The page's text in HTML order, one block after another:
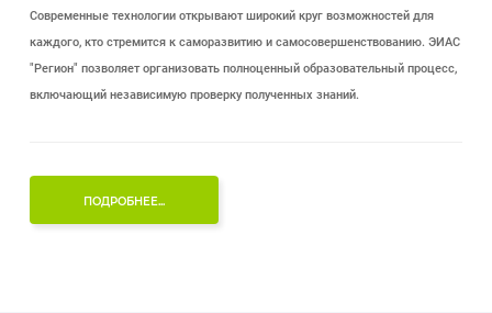
Современные технологии открывают широкий круг возможностей для
каждого, кто стремится к саморазвитию и самосовершенствованию. ЭИАС
"Регион" позволяет организовать полноценный образовательный процесс,
включающий независимую проверку полученных знаний.
ПОДРОБНЕЕ...